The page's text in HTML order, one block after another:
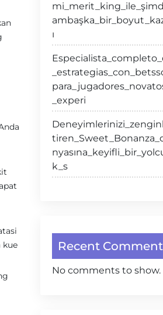
kue
ı
_experi
k_s
Recent
No comments to show.